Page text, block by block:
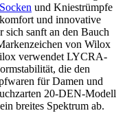
Socken und Kniestrümpfe
und innovative
sanft an den Bauch
von Wilox
verwendet LYCRA-
die den
für Damen und
20-DEN-Modell
breites Spektrum ab.